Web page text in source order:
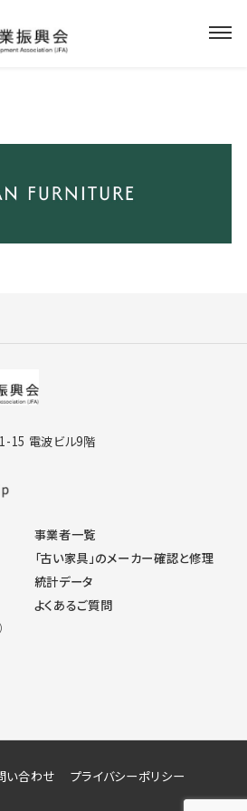
15 電波ビル9階
事業者一覧
「古い家具」のメーカー確認と修理
統計データ
よくあるご質問
い合わせ
プライバシーポリシー